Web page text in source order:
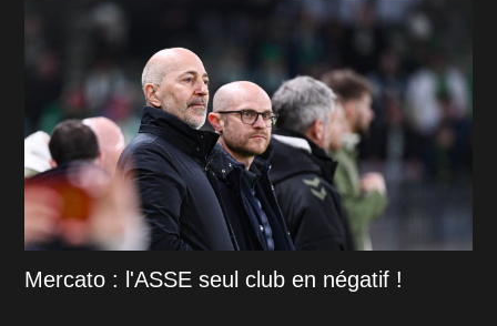
Mercato : l'ASSE seul club en négatif !